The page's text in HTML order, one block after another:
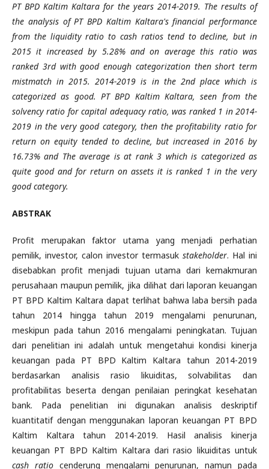
PT BPD Kaltim Kaltara for the years 2014-2019. The results of
the analysis of PT BPD Kaltim Kaltara's financial performance
from the liquidity ratio to cash ratios tend to decline, but in
2015 it increased by 5.28% and on average this ratio was
ranked 3rd with good enough categorization then short term
mistmatch in 2015. 2014-2019 is in the 2nd place which is
categorized as good. PT BPD Kaltim Kaltara, seen from the
solvency ratio for capital adequacy ratio, was ranked 1 in 2014-
2019 in the very good category, then the profitability ratio for
return on equity tended to decline, but increased in 2016 by
16.73% and The average is at rank 3 which is categorized as
quite good and for return on assets it is ranked 1 in the very
good category.
ABSTRAK
Profit merupakan faktor utama yang menjadi perhatian
pemilik, investor, calon investor termasuk stakeholder. Hal ini
disebabkan profit menjadi tujuan utama dari kemakmuran
perusahaan maupun pemilik, jika dilihat dari laporan keuangan
PT BPD Kaltim Kaltara dapat terlihat bahwa laba bersih pada
tahun 2014 hingga tahun 2019 mengalami penurunan,
meskipun pada tahun 2016 mengalami peningkatan. Tujuan
dari penelitian ini adalah untuk mengetahui kondisi kinerja
keuangan pada PT BPD Kaltim Kaltara tahun 2014-2019
berdasarkan analisis rasio likuiditas, solvabilitas dan
profitabilitas beserta dengan penilaian peringkat kesehatan
bank. Pada penelitian ini digunakan analisis deskriptif
kuantitatif dengan menggunakan laporan keuangan PT BPD
Kaltim Kaltara tahun 2014-2019. Hasil analisis kinerja
keuangan PT BPD Kaltim Kaltara dari rasio likuiditas untuk
cash ratiocenderung mengalami penurunan, namun pada